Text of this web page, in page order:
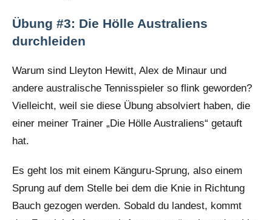
Übung #3: Die Hölle Australiens
durchleiden
Warum sind Lleyton Hewitt, Alex de Minaur und
andere australische Tennisspieler so flink geworden?
Vielleicht, weil sie diese Übung absolviert haben, die
einer meiner Trainer „Die Hölle Australiens“ getauft
hat.
Es geht los mit einem Känguru-Sprung, also einem
Sprung auf dem Stelle bei dem die Knie in Richtung
Bauch gezogen werden. Sobald du landest, kommt